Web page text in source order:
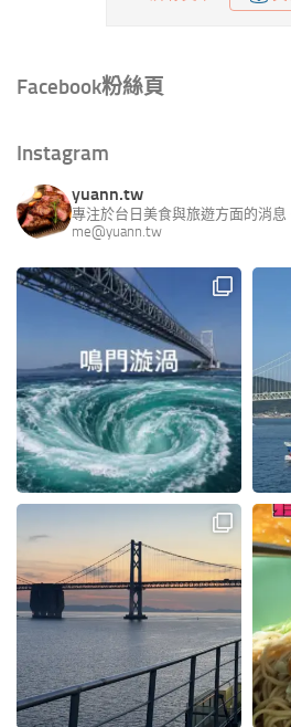
Facebook粉絲頁
Instagram
yuann.tw
專注於台日美食與旅遊方面的消息
me@yuann.tw